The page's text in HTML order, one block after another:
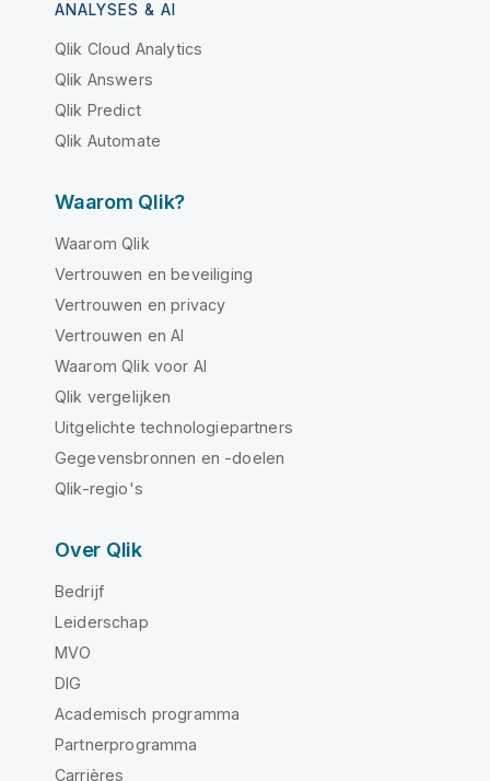
ANALYSES & AI
Qlik Cloud Analytics
Qlik Answers
Qlik Predict
Qlik Automate
Waarom Qlik?
Waarom Qlik
Vertrouwen en beveiliging
Vertrouwen en privacy
Vertrouwen en AI
Waarom Qlik voor AI
Qlik vergelijken
Uitgelichte technologiepartners
Gegevensbronnen en -doelen
Qlik-regio's
Over Qlik
Bedrijf
Leiderschap
MVO
DIG
Academisch programma
Partnerprogramma
Carrières